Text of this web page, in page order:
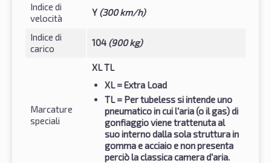
Indice di
velocità
Y (300 km/h)
Indice di
carico
104 (900 kg)
Marcature
speciali
XL TL
XL= Extra Load
TL= Per tubeless si intende uno
pneumatico in cui l'aria (o il gas) di
gonfiaggio viene trattenuta al
suo interno dalla sola struttura in
gomma e acciaio e non presenta
perciò la classica camera d'aria.